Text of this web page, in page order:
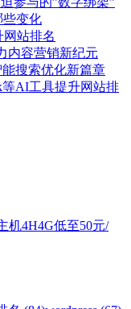
些变化
网站排名
内容营销新纪元
能搜索优化新篇章
等AI工具提升网站排
机4H4G低至50元/